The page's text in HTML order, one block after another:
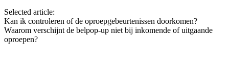
Selected article:
Kan ik controleren of de oproepgebeurtenissen doorkomen?
Waarom verschijnt de belpop-up niet bij inkomende of uitgaande
oproepen?